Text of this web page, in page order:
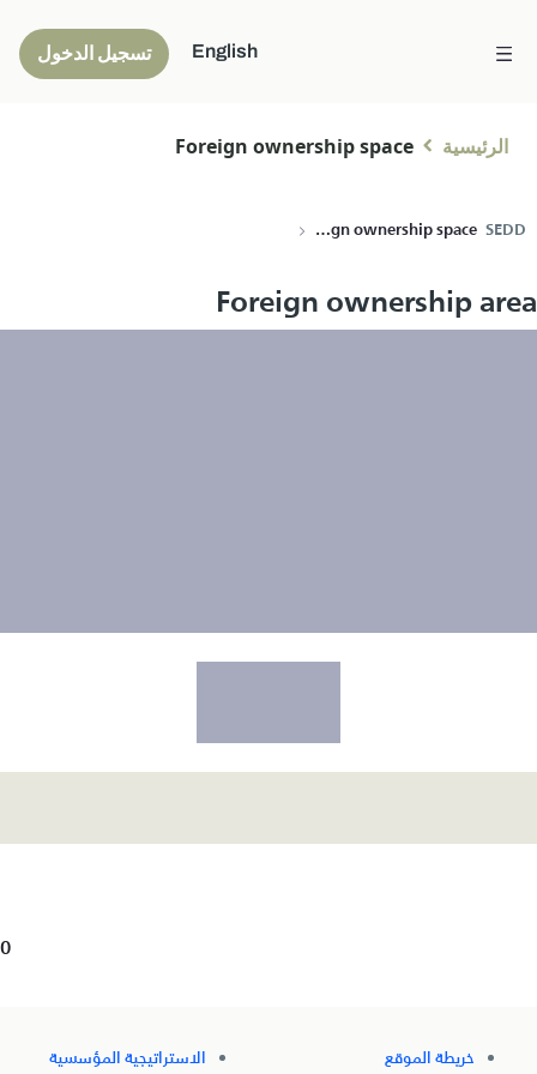
English تسجيل الدخول
الرئيسية Foreign ownership space
SEDD
Foreign ownership space
Foreign ownership area
0
خريطة الموقع الاستراتيجية المؤسسية